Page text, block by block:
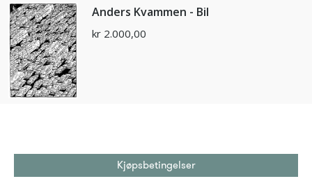
Anders Kvammen - Bil
kr 2.000,00
Kjøpsbetingelser